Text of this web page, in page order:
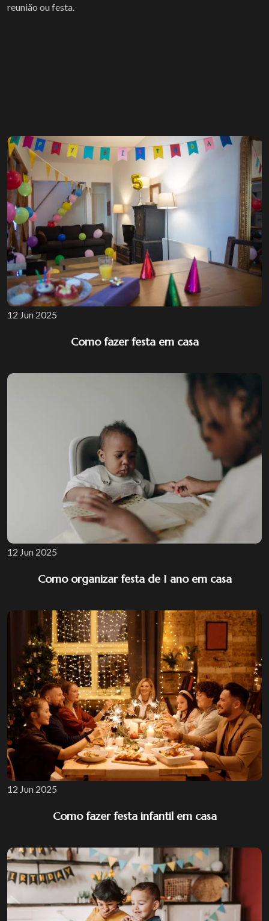
reunião ou festa.
12 Jun 2025
Como fazer festa em casa
12 Jun 2025
Como organizar festa de 1 ano em casa
12 Jun 2025
Como fazer festa infantil em casa